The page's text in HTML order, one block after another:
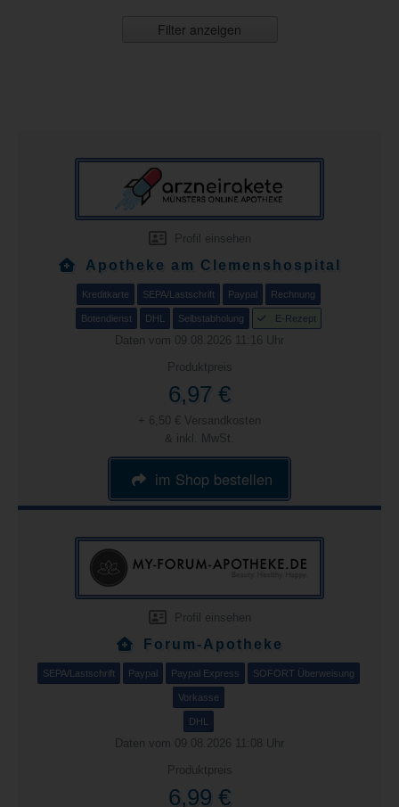
Filter anzeigen
Profil einsehen
Apotheke am Clemenshospital
Kreditkarte SEPA/Lastschrift Paypal Rechnung
Botendienst DHL Selbstabholung E-Rezept
Daten vom 09.08.2026 11:16 Uhr
Produktpreis
6,97 €
+ 6,50 € Versandkosten
& inkl. MwSt.
im Shop bestellen
Profil einsehen
Forum-Apotheke
SEPA/Lastschrift Paypal Paypal Express SOFORT Überweisung
Vorkasse
DHL
Daten vom 09.08.2026 11:08 Uhr
Produktpreis
6,99 €